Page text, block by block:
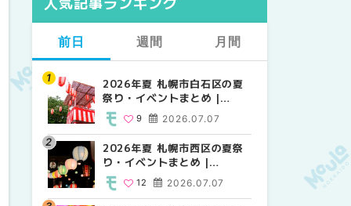
前日
2026年夏 札幌市白石区の夏
祭り・イベントまとめ |
MouLa HOKKAIDO
2026.07.07
9
2026年夏 札幌市西区の夏祭
り・イベントまとめ |
MouLa HOKKAIDO
2026.07.07
12
週間
2026年夏 札幌市西区の夏祭
り・イベントまとめ |
12
【2026年最新】札幌のおすす
めビアガーデン｜オープン日
順に徹底紹介！大通公園から
穴場テラスまで | MouLa
24
月間
【2026年最新】札幌のおすす
めビアガーデン｜オープン日
穴場テラスまで | MouLa
HOKKAIDO
24
2026年夏 札幌市北区の夏祭
り・イベントまとめ |
9